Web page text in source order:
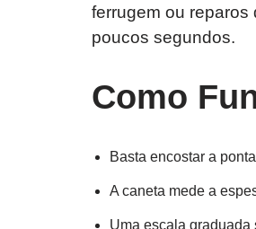
ferrugem ou reparos
poucos segundos.
Como
Basta encostar a
A caneta mede a
Uma escala graduada